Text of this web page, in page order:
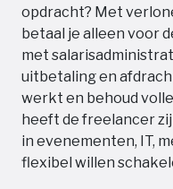
opdracht? Met
betaal je alleen voor
met
uitbetaling en
werkt en behoud
heeft de freelancer
in evenementen, IT,
flexibel willen